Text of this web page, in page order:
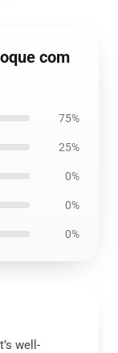
com
75%
25%
0%
0%
0%
well-